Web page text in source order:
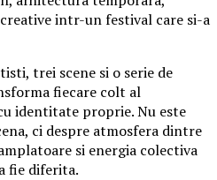
intr-un festival care si-a
trei scene si o serie de
fiecare colt al
identitate proprie. Nu este
ci despre atmosfera dintre
si energia colectiva
fie diferita.